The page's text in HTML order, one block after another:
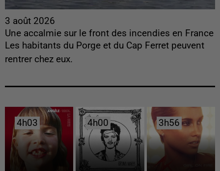
3 août 2026
Une accalmie sur le front des incendies en France
Les habitants du Porge et du Cap Ferret peuvent
rentrer chez eux.
4h03
4h03 4h00
4h00 3h56
3h56